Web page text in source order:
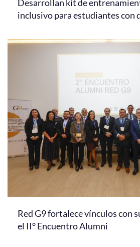
Desarrollan kit de
inclusivo para estudiantes con
Red G9 fortalece vínculos con
el II° Encuentro Alumni